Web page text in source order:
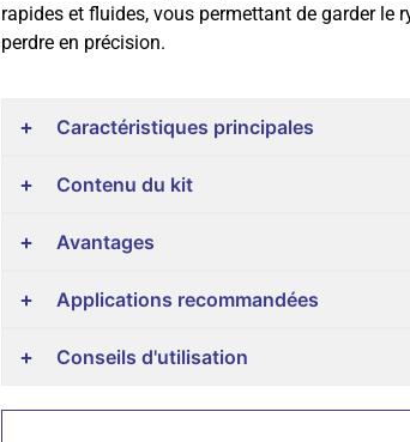
rapides et fluides, vous permettant de garder le
perdre en précision.
Caractéristiques principales
Contenu du kit
Avantages
Applications recommandées
Conseils d'utilisation